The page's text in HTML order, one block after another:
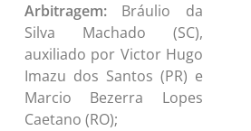
Arbitragem:Bráulio da
Silva Machado (SC),
auxiliado por Victor Hugo
Imazu dos Santos (PR) e
Marcio Bezerra Lopes
Caetano (RO);